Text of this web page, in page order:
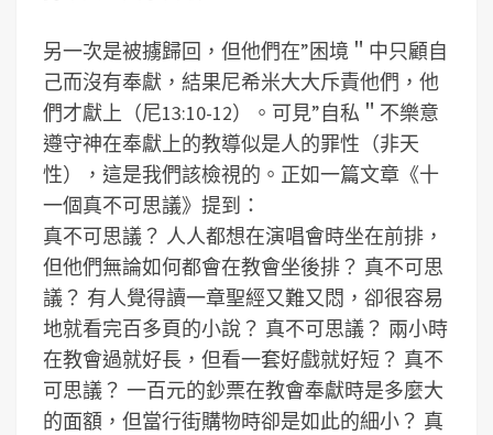
另一次是被擄歸回，但他們在”困境＂中只顧自
己而沒有奉獻，結果尼希米大大斥責他們，他
們才獻上（尼13:10-12）。可見”自私＂不樂意
遵守神在奉獻上的教導似是人的罪性（非天
性），這是我們該檢視的。正如一篇文章《十
一個真不可思議》提到：
真不可思議？ 人人都想在演唱會時坐在前排，
但他們無論如何都會在教會坐後排？ 真不可思
議？ 有人覺得讀一章聖經又難又悶，卻很容易
地就看完百多頁的小說？ 真不可思議？ 兩小時
在教會過就好長，但看一套好戲就好短？ 真不
可思議？ 一百元的鈔票在教會奉獻時是多麼大
的面額，但當行街購物時卻是如此的細小？ 真